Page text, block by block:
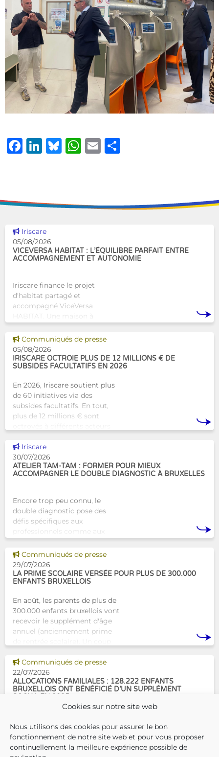
Cookies sur notre site web
Nous utilisons des cookies pour assurer le bon
fonctionnement de notre site web et pour vous proposer
continuellement la meilleure expérience possible de
Facebook
LinkedIn
Bluesky
WhatsApp
Email
Voir cette news
Iriscare
05/08/2026
VICEVERSA HABITAT : L’ÉQUILIBRE PARFAIT ENTRE
ACCOMPAGNEMENT ET AUTONOMIE
Iriscare finance le projet
d'habitat partagé et
accompagné ViceVersa
HABITAT. Une maison à
alternative innovante et
humaine aux structures
d’hébergement traditionnel
Voir cette news
Communiqués de presse
05/08/2026
IRISCARE OCTROIE PLUS DE 12 MILLIONS € DE
SUBSIDES FACULTATIFS EN 2026
En 2026, Iriscare soutient plus
de 60 initiatives via des
subsides facultatifs. En tout,
plus de 12 millions € sont
travail au serv
Voir cette news
Iriscare
30/07/2026
ATELIER TAM-TAM : FORMER POUR MIEUX
ACCOMPAGNER LE DOUBLE DIAGNOSTIC À BRUXELLES
Encore trop peu connu, le
double diagnostic pose des
défis spécifiques aux
professionnels comme aux
Tam-Tam apporte une réponse
concrète avec une formation
dest
Voir cette news
Communiqués de presse
29/07/2026
LA PRIME SCOLAIRE VERSÉE POUR PLUS DE 300.000
ENFANTS BRUXELLOIS
En août, les parents de plus de
300.000 enfants bruxellois vont
recevoir le supplément d'âge
annuel (anciennement prime
commencer la
Voir cette news
Communiqués de presse
22/07/2026
ALLOCATIONS FAMILIALES : 128.222 ENFANTS
BRUXELLOIS ONT BÉNÉFICIÉ D’UN SUPPLÉMENT
En décembre 2025, 304.966
enfants bruxellois avaient droit
aux allocations familiales.
Parmi eux, 128.222